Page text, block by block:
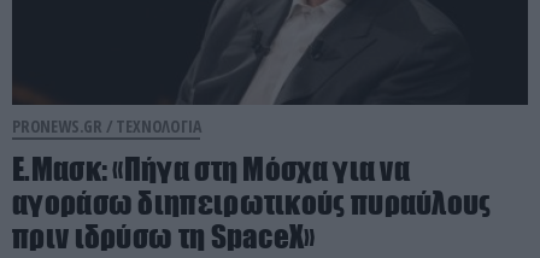
PRONEWS.GR / ΤΕΧΝΟΛΟΓΙΑ
Ε.Μασκ: «Πήγα στη Μόσχα για να
αγοράσω διηπειρωτικούς πυραύλους
πριν ιδρύσω τη SpaceX»